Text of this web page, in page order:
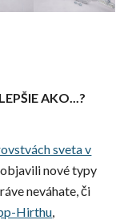
AKO...?
sveta v
nové typy
neváhate, či
Hirthu,